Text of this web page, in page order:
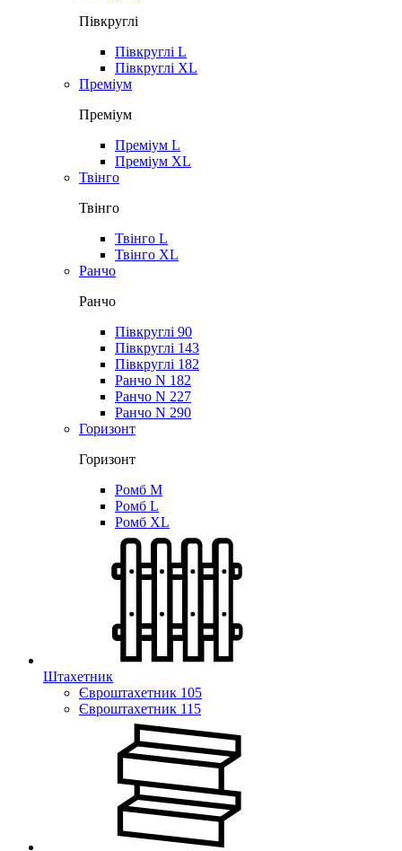
Півкруглі
Півкруглі L
Півкруглі XL
Преміум
Преміум
Преміум L
Преміум XL
Твінго
Твінго
Твінго L
Твінго XL
Ранчо
Ранчо
Півкруглі 90
Півкруглі 143
Півкруглі 182
Ранчо N 182
Ранчо N 227
Ранчо N 290
Горизонт
Горизонт
Ромб M
Ромб L
Ромб XL
Штахетник
Євроштахетник 105
Євроштахетник 115